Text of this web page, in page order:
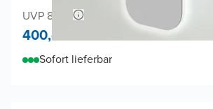
UVP 840,-
400,-
Sofort lieferbar